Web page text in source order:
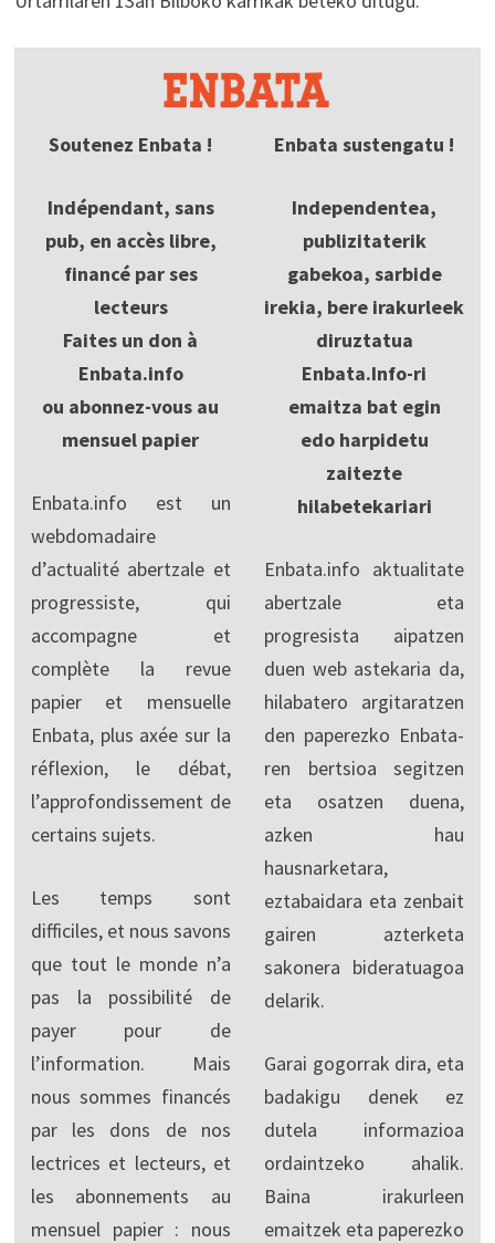
Soutenez Enbata !
Indépendant, sans
pub, en accès libre,
financé par ses
lecteurs
Faites un don à
Enbata.info
ou abonnez-vous au
mensuel papier
Enbata.info est un
webdomadaire
d’actualité abertzale et
progressiste, qui
accompagne et
complète la revue
papier et mensuelle
Enbata, plus axée sur la
réflexion, le débat,
l’approfondissement de
certains sujets.
Les temps sont
difficiles, et nous savons
que tout le monde n’a
pas la possibilité de
payer pour de
l’information. Mais
nous sommes financés
par les dons de nos
lectrices et lecteurs, et
les abonnements au
mensuel papier : nous
Enbata sustengatu !
Independentea,
publizitaterik
gabekoa, sarbide
irekia, bere irakurleek
diruztatua
Enbata.Info-ri
emaitza bat egin
edo harpidetu
zaitezte
hilabetekariari
Enbata.info aktualitate
abertzale eta
progresista aipatzen
duen web astekaria da,
hilabatero argitaratzen
den paperezko Enbata-
ren bertsioa segitzen
eta osatzen duena,
azken hau
hausnarketara,
eztabaidara eta zenbait
gairen azterketa
sakonera bideratuagoa
delarik.
Garai gogorrak dira, eta
badakigu denek ez
dutela informazioa
ordaintzeko ahalik.
Baina irakurleen
emaitzek eta paperezko